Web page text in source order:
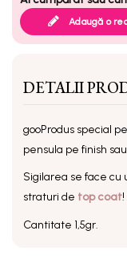
Adaugă o
DETALII
gooProdus special
pensula pe finish
Sigilarea se face cu
straturi de top coat!
Cantitate 1,5gr.